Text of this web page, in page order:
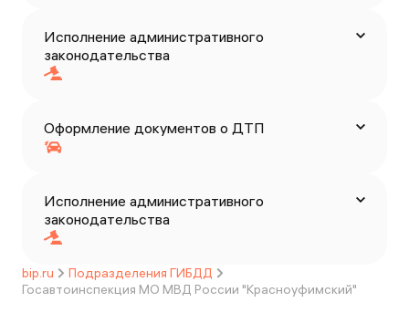
Исполнение административного
законодательства
Оформление документов о ДТП
Исполнение административного
законодательства
bip.ru
Подразделения ГИБДД
Госавтоинспекция МО МВД России "Красноуфимский"